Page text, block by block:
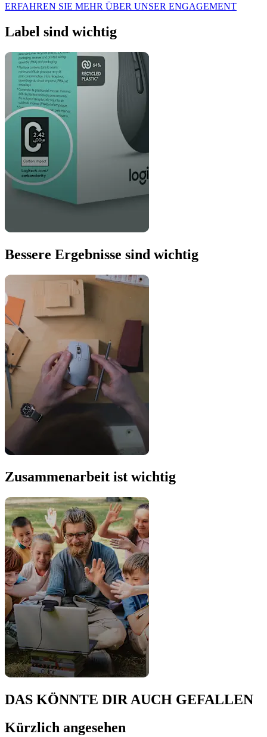
ERFAHREN SIE MEHR ÜBER UNSER ENGAGEMENT
Label sind wichtig
Bessere Ergebnisse sind wichtig
Zusammenarbeit ist wichtig
DAS KÖNNTE DIR AUCH GEFALLEN
Kürzlich angesehen